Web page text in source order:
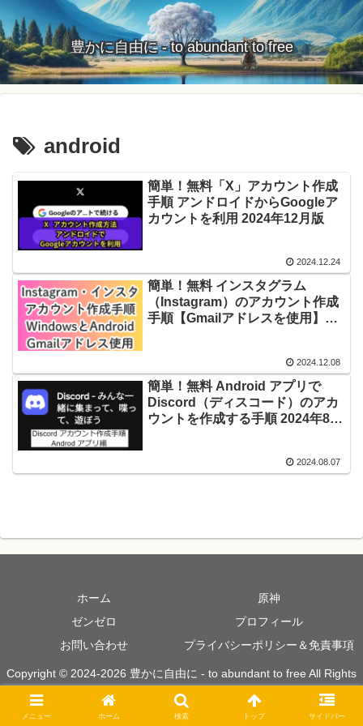
豊かに自由に - to abundant to free
android
簡単！無料「X」アカウント作成
手順 アンドロイドからGoogleア
カウントを利用 2024年12月版
2024.12.24
簡単！無料 インスタグラム
（Instagram）のアカウント作成
手順【Gmailアドレスを使用】
2024.12.08
簡単！無料 Android アプリで
Discord（ディスコード）のアカ
ウントを作成する手順 2024年8月
2024.08.07
ホーム
原神
ゼンゼロ
プロフィール
お問い合わせ
プライバシーポリシー＆免責事項
Copyright © 2024-2026 豊かに自由に - to abundant to free All Rights
Reserved.
メニュー ホーム 検索 トップ サイドバー